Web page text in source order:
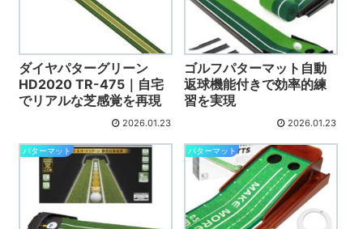
ダイヤパターグリーン
HD2020 TR-475｜自宅
でリアルな芝感覚を再現
2026.01.23
ゴルフパターマット自動
返球機能付きで効率的練
習を実現
2026.01.23
パターマット パターマット